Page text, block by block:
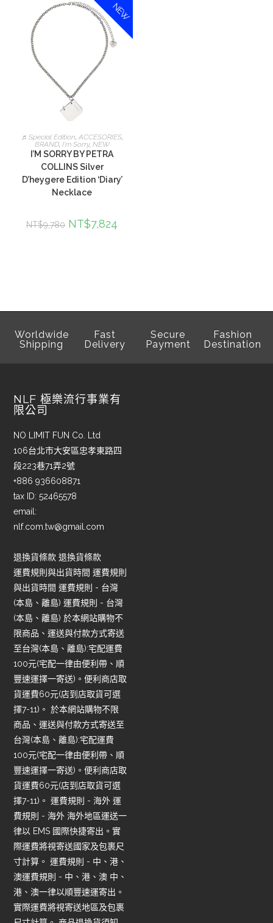
NEW
加入購物車
♬Special Edition ACCESORIES,
BRAND, I'm Sorry, NEW
I’M SORRY BY PETRA
COLLINS Silver
D’heygere Edition ‘Diary’
Necklace
NT$9,780 NT$7,824
Worldwide
Shipping
Fast
Delivery
Secure
Payment
Fashion
Destination
NLF 極樂流行事業有
限公司
NO LIMIT FUN Co. Ltd
106台北市大安區忠孝東路四
段223巷71弄2號
+886 936608871
tax ID: 52465578
email:
nlf.com.tw@gmail.com
退換貨條款 退換貨條款
運費規則與出貨時間 運費規則
與出貨時間 運費規則 - 台灣
(本島、離島) 運費規則 - 台灣
(本島、離島) 於本網站購物不
限商品、運送與付款方式寄送
至台灣(本島、離島):宅配運費
100元(宅配一律由便利帶、順
豐速運擇一寄送)。便利商店取
貨運費60元(店到店取貨可選
擇7-11)。 於本網站購物不限
商品、運送與付款方式寄送至
台灣(本島、離島):宅配運費
100元(宅配一律由便利帶、順
豐速運擇一寄送)。便利商店取
貨運費60元(店到店取貨可選
擇7-11)。 運費規則 - 海外 運
費規則 - 海外 海外地區運送一
律以 EMS 國際快捷寄出。實
際運費將視寄送國家及包裹尺
寸計算。 運費規則 - 中、港、
澳運費規則 - 中、港、澳 中、
港、澳一律以順豐速運寄出。
實際運費將視寄送地區及包裹